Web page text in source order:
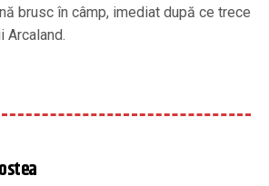
brusc în câmp, imediat după ce trece
Arcaland.